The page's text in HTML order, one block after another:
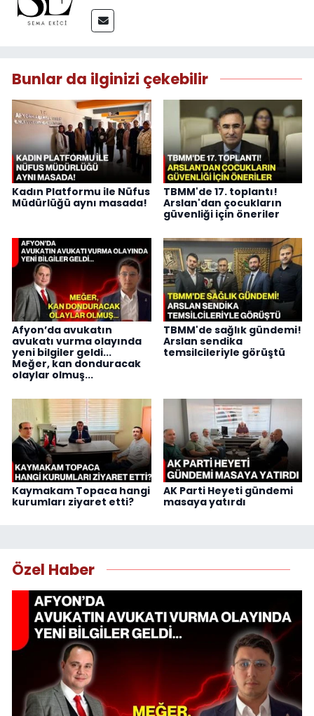
Bunlar da ilginizi çekebilir
Kadın Platformu ile Nüfus
Müdürlüğü aynı masada!
TBMM'de 17. toplantı!
Arslan'dan çocukların
güvenliği için öneriler
Afyon’da avukatın
avukatı vurma olayında
yeni bilgiler geldi...
Meğer, kan donduracak
olaylar olmuş...
TBMM'de sağlık gündemi!
Arslan sendika
temsilcileriyle görüştü
Kaymakam Topaca hangi
kurumları ziyaret etti?
AK Parti Heyeti gündemi
masaya yatırdı
Özel Haber